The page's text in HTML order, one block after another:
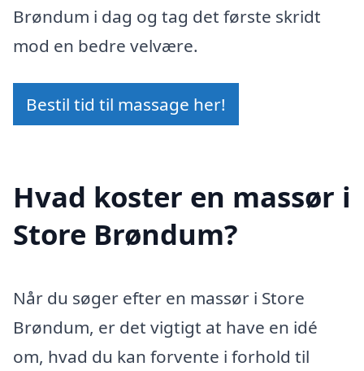
Brøndum i dag og tag det første skridt
mod en bedre velvære.
Bestil tid til massage her!
Hvad koster en massør i
Store Brøndum?
Når du søger efter en massør i Store
Brøndum, er det vigtigt at have en idé
om, hvad du kan forvente i forhold til